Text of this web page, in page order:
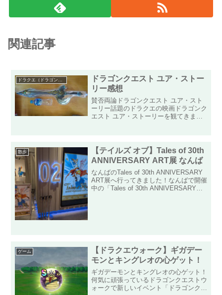
関連記事
ドラゴンクエスト ユア・ストー
リー感想
賛否両論ドラゴンクエスト ユア・スト
ーリー話題のドラクエの映画ドラゴンク
エスト ユア・ストーリーを観てきまし
より下を見ずに回れ右をお...
散歩
【テイルズ オブ】Tales of 30th
ANNIVERSARY ART展 なんば
なんばのTales of 30th ANNIVERSARY
ART展へ行ってきました！なんばで開催
中の「Tales of 30th ANNIVERSARY
ゲーム
【ドラクエウォーク】ギガデー
モンとキングレオの心ゲット！
ギガデーモンとキングレオの心ゲット！
何気に頑張っているドラゴンクエストウ
ォークで新しいイベント「ドラゴンクエ